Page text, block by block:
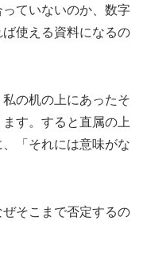
ていないのか、数字
使える資料になるの
の机の上にあったそ
す。すると直属の上
「それには意味がな
そこまで否定するの